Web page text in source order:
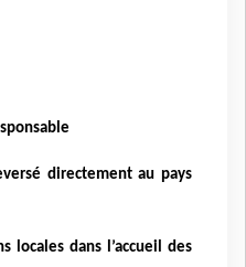
directement au pays
locales dans l’accueil des